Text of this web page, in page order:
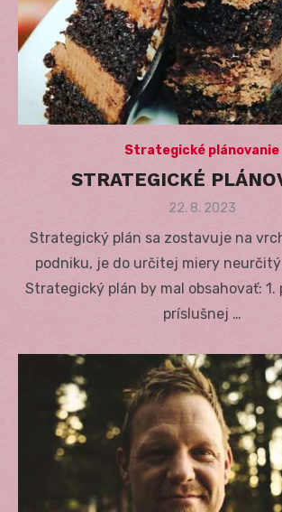
Strategické plánovanie
STRATEGICKÉ
Posted
22. 8. 2023
Strategický plán sa zostavuje na
podniku, je do určitej miery
Strategický plán by mal obsahovať: 1.
príslušnej …